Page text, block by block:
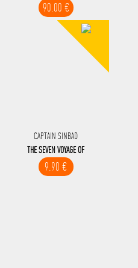
90.00 €
CAPTAIN SINBAD
THE SEVEN VOYAGE OF
9.90 €